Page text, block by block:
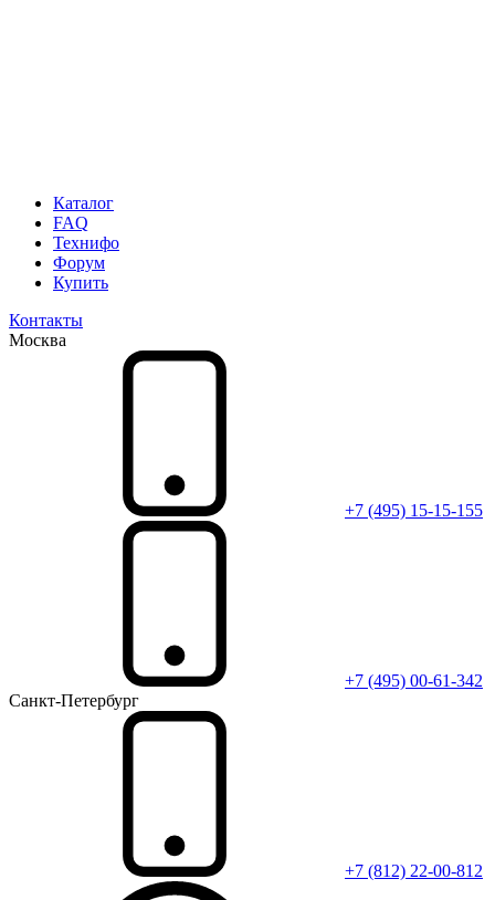
Каталог
FAQ
Технифо
Форум
Купить
Контакты
Москва
+7 (495) 15-15-155
+7 (495) 00-61-342
Санкт-Петербург
+7 (812) 22-00-812